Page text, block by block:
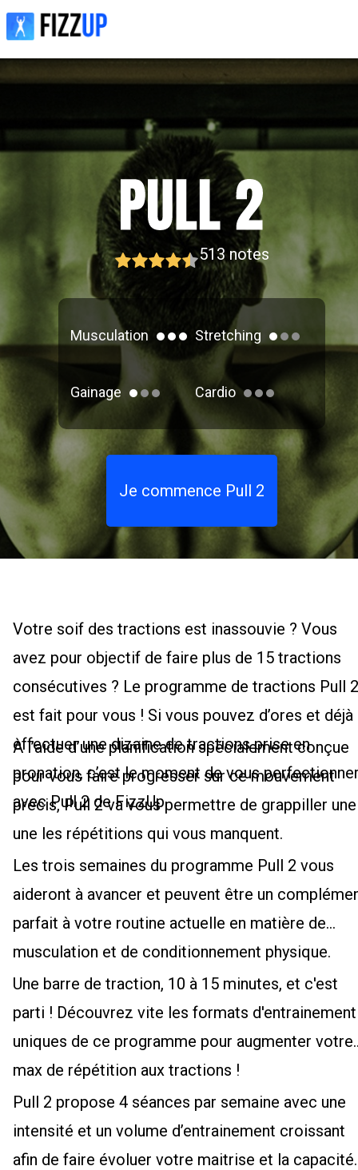
513 notes
Musculation Stretching
Gainage Cardio
Je commence Pull 2
Votre soif des tractions est inassouvie ? Vous
avez pour objectif de faire plus de 15 tractions
consécutives ? Le programme de tractions Pull 2
est fait pour vous ! Si vous pouvez d’ores et déjà
effectuer une dizaine de tractions prise en
pronation, c’est le moment de vous
avec Pull 2 de FizzUp.
À l’aide d’une planification spécialement conçue
pour vous faire progresser sur ce mouvement
précis, Pull 2 va vous permettre de grappiller
une les répétitions qui vous manquent.
Les trois semaines du programme Pull 2 vous
aideront à avancer et peuvent être un
parfait à votre routine actuelle en matière de
musculation et de conditionnement physique.
Une barre de traction, 10 à 15 minutes, et c'est
parti ! Découvrez vite les formats d'entrainement
uniques de ce programme pour augmenter votre
max de répétition aux tractions !
Pull 2 propose 4 séances par semaine avec une
intensité et un volume d’entrainement croissant
afin de faire évoluer votre maitrise et la capacité